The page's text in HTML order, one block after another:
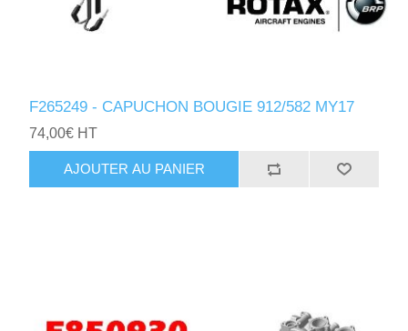
F265249 - CAPUCHON BOUGIE 912/582 MY17
74,00€ HT
AJOUTER AU PANIER